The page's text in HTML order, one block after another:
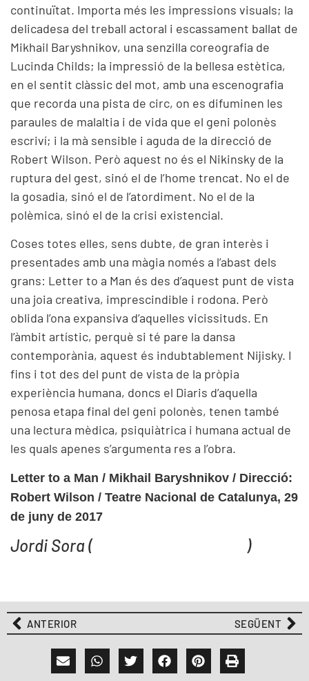
continuïtat. Importa més les impressions visuals; la
delicadesa del treball actoral i escassament ballat de
Mikhail Baryshnikov, una senzilla coreografia de
Lucinda Childs; la impressió de la bellesa estètica,
en el sentit clàssic del mot, amb una escenografia
que recorda una pista de circ, on es difuminen les
paraules de malaltia i de vida que el geni polonès
escriví; i la mà sensible i aguda de la direcció de
Robert Wilson. Però aquest no és el Nikinsky de la
ruptura del gest, sinó el de l’home trencat. No el de
la gosadia, sinó el de l’atordiment. No el de la
polèmica, sinó el de la crisi existencial.
Coses totes elles, sens dubte, de gran interès i
presentades amb una màgia només a l’abast dels
grans: Letter to a Man és des d’aquest punt de vista
una joia creativa, imprescindible i rodona. Però
oblida l’ona expansiva d’aquelles vicissituds. En
l’àmbit artístic, perquè si té pare la dansa
contemporània, aquest és indubtablement Nijisky. I
fins i tot des del punt de vista de la pròpia
experiència humana, doncs el Diaris d’aquella
penosa etapa final del geni polonès, tenen també
una lectura mèdica, psiquiàtrica i humana actual de
les quals apenes s’argumenta res a l’obra.
Letter to a Man / Mikhail Baryshnikov / Direcció:
Robert Wilson / Teatre Nacional de Catalunya, 29
de juny de 2017
Jordi Sora ( )
ANTERIOR SEGÜENT